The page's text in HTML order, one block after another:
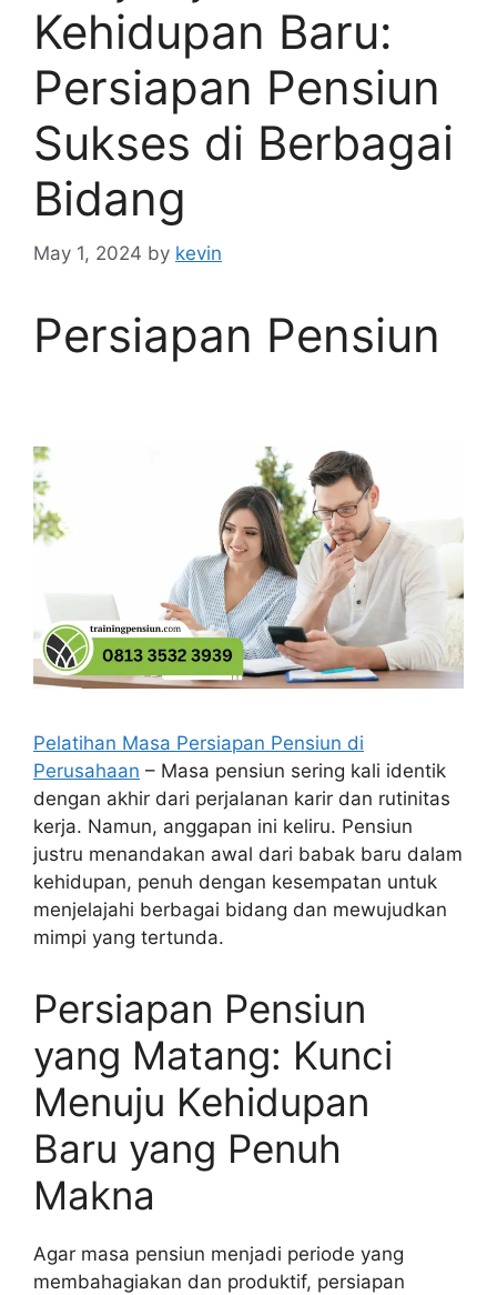
Kehidupan Baru:
Persiapan Pensiun
Sukses di Berbagai
Bidang
May 1, 2024 by kevin
Persiapan Pensiun
Pelatihan Masa Persiapan Pensiun di
Perusahaan – Masa pensiun sering kali identik
dengan akhir dari perjalanan karir dan rutinitas
kerja. Namun, anggapan ini keliru. Pensiun
justru menandakan awal dari babak baru dalam
kehidupan, penuh dengan kesempatan untuk
menjelajahi berbagai bidang dan mewujudkan
mimpi yang tertunda.
Persiapan Pensiun
yang Matang: Kunci
Menuju Kehidupan
Baru yang Penuh
Makna
Agar masa pensiun menjadi periode yang
membahagiakan dan produktif, persiapan